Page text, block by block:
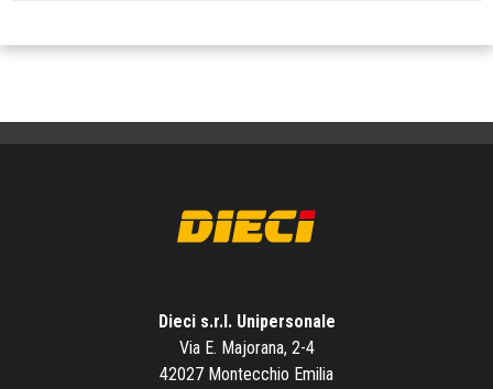
Dieci s.r.l. Unipersonale
Via E. Majorana, 2-4
42027 Montecchio Emilia